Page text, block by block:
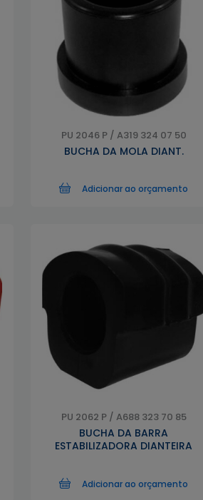
PU 2046 P / A319 324 07 50
BUCHA DA MOLA DIANT.
Adicionar ao orçamento
PU 2062 P / A688 323 70 85
BUCHA DA BARRA
ESTABILIZADORA DIANTEIRA
Adicionar ao orçamento